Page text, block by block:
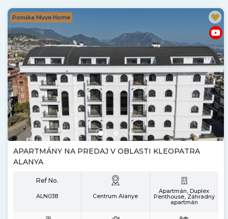
Ponuka Muve Home
APARTMÁNY NA PREDAJ V OBLASTI KLEOPATRA
ALANYA
Ref No.
ALN038 Centrum Alanye
Apartmán, Duplex
Penthouse, Záhradný
apartmán